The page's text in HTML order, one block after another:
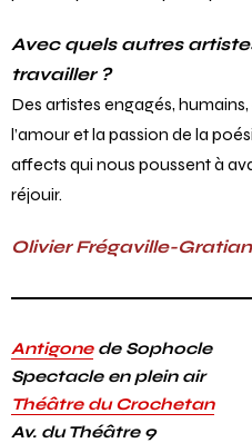
Avec quels autres
travailler ?
Des artistes engagés,
l’amour et la passion de la
affects qui nous poussent à
réjouir.
Olivier Frégaville-
Antigonede Sophocle
Spectacle en plein air
Théâtre du Crochetan
Av. du Théâtre 9